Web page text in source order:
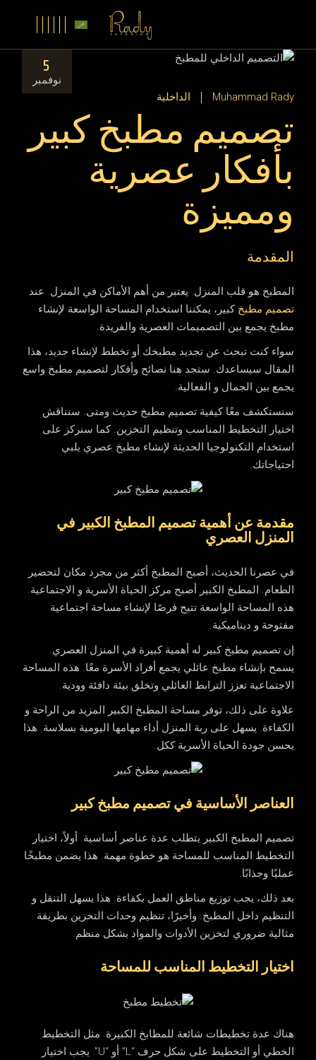
5
نوفمبر
Muhammad Rady
الداخلية
تصميم مطبخ كبير
بأفكار عصرية
ومميزة
المقدمة
المطبخ هو قلب المنزل. يعتبر من أهم الأماكن في المنزل. عند
تصميم مطبخ كبير، يمكننا استخدام المساحة الواسعة لإنشاء
مطبخ يجمع بين التصميمات العصرية والفريدة.
سواء كنت تبحث عن تجديد مطبخك أو تخطط لإنشاء جديد، هذا
المقال سيساعدك. ستجد هنا نصائح وأفكار لتصميم مطبخ واسع
يجمع بين الجمال و الفعالية.
سنستكشف معًا كيفية تصميم مطبخ حديث ومتى. سنناقش
اختيار التخطيط المناسب وتنظيم التخزين. كما سنركز على
استخدام التكنولوجيا الحديثة لإنشاء مطبخ عصري يلبي
احتياجاتك.
مقدمة عن أهمية تصميم المطبخ الكبير في
المنزل العصري
في عصرنا الحديث، أصبح المطبخ أكثر من مجرد مكان لتحضير
الطعام. المطبخ الكبير أصبح مركز الحياة الأسرية و الاجتماعية.
هذه المساحة الواسعة تتيح فرصًا لإنشاء مساحة اجتماعية
مفتوحة و ديناميكية.
إن تصميم مطبخ كبير له أهمية كبيرة في المنزل العصري.
يسمح بإنشاء مطبخ عائلي يجمع أفراد الأسرة معًا. هذه المساحة
الاجتماعية تعزز الترابط العائلي وتخلق بيئة دافئة وودية.
علاوة على ذلك، توفر مساحة المطبخ الكبير المزيد من الراحة و
الكفاءة. يسهل على ربة المنزل أداء مهامها اليومية بسلاسة. هذا
يحسن جودة الحياة الأسرية ككل.
العناصر الأساسية في تصميم مطبخ كبير
تصميم المطبخ الكبير يتطلب عدة عناصر أساسية. أولاً، اختيار
التخطيط المناسب للمساحة هو خطوة مهمة. هذا يضمن مطبخًا
عمليًا وجذابًا.
بعد ذلك، يجب توزيع مناطق العمل بكفاءة. هذا يسهل التنقل و
التنظيم داخل المطبخ. وأخيرًا، تنظيم وحدات التخزين بطريقة
مثالية ضروري لتخزين الأدوات والمواد بشكل منظم.
اختيار التخطيط المناسب للمساحة
هناك عدة تخطيطات شائعة للمطابخ الكبيرة. مثل التخطيط
الخطي أو التخطيط على شكل حرف “L” أو “U”. يجب اختيار